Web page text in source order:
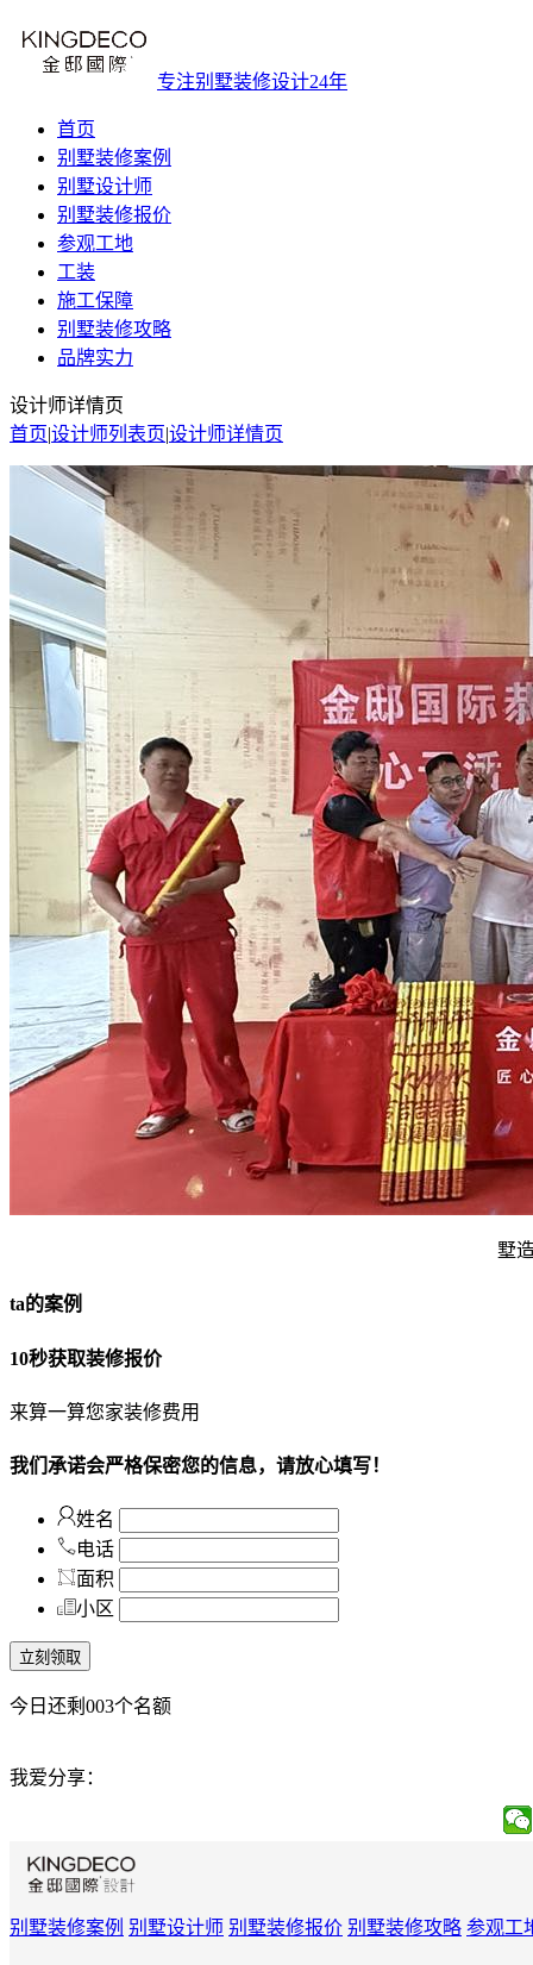
专注别墅装修设计24年
首页
别墅装修案例
别墅设计师
别墅装修报价
参观工地
工装
施工保障
别墅装修攻略
品牌实力
设计师详情页
首页|设计师列表页|设计师详情页
墅
ta的案例
10秒获取装修报价
来算一算您家装修费用
我们承诺会严格保密您的信息，请放心填写！
姓名
电话
面积
小区
今日还剩003个名额
我爱分享：
别墅装修案例 别墅设计师 别墅装修报价 别墅装修攻略 参观工